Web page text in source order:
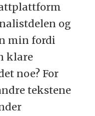
og
min fordi
klare
noe? For
tekstene